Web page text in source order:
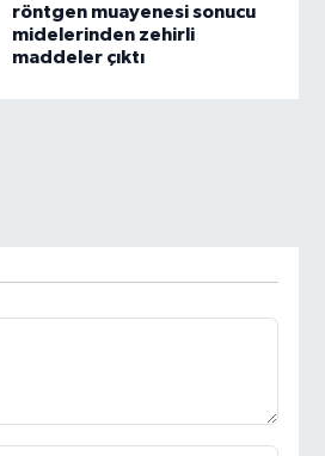
röntgen muayenesi sonucu
midelerinden zehirli
maddeler çıktı